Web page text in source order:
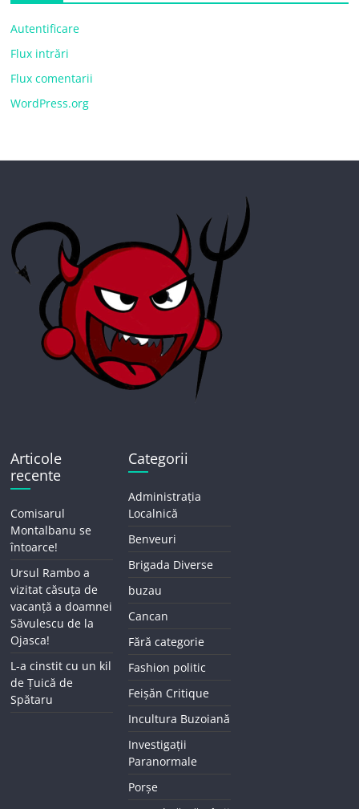
Autentificare
Flux intrări
Flux comentarii
WordPress.org
Articole
recente
Comisarul
Montalbanu se
întoarce!
Ursul Rambo a
vizitat căsuța de
vacanță a doamnei
Săvulescu de la
Ojasca!
L-a cinstit cu un kil
de Țuică de
Spătaru
Categorii
Administrația
Localnică
Benveuri
Brigada Diverse
buzau
Cancan
Fără categorie
Fashion politic
Feișăn Critique
Incultura Buzoiană
Investigații
Paranormale
Porșe